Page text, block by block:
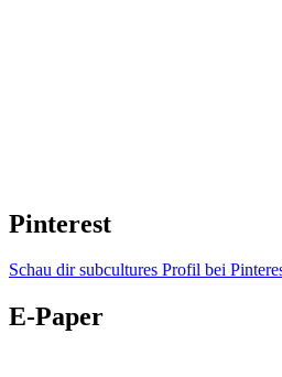
Pinterest
Schau dir subcultures Profil bei
E-Paper